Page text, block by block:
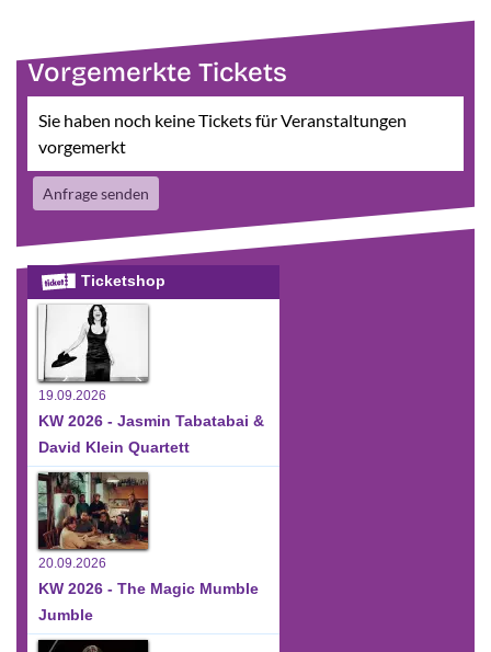
Vorgemerkte Tickets
Sie haben noch keine Tickets für Veranstaltungen
vorgemerkt
Anfrage senden
Ticketshop
19.09.2026
KW 2026 - Jasmin Tabatabai &
David Klein Quartett
20.09.2026
KW 2026 - The Magic Mumble
Jumble